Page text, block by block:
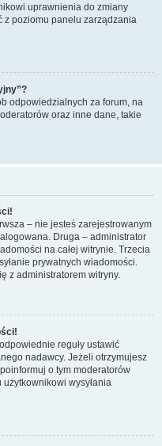
uprawnienia do zmiany
z poziomu panelu zarządzania
odpowiedzialnych za forum, na
oraz inne dane, takie
– nie jesteś zarejestrowanym
Druga – administrator
na całej witrynie. Trzecia
prywatnych wiadomości.
z administratorem witryny.
reguły ustawić
nadawcy. Jeżeli otrzymujesz
o tym moderatorów
wysyłania